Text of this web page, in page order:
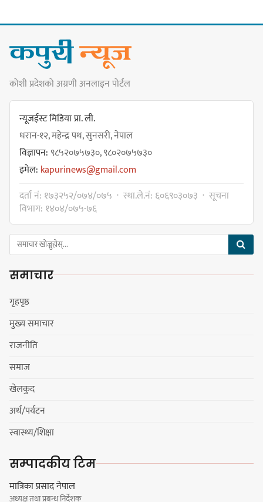
आपत्ति, नगरसभा स्थगित भएकोमा
क्षमायाचना
कावा प्रमुखको जिद्दीपनले बजेटमा
गोर्खा-लिम्बुवान १८३१ ऐतिहासिक
सन्धिका लागि विशेष समिति गठन गर्न
कार्यवाहक प्रमुख बेघालाई अश्लील शब्द
कार्यसम्पादनमा पहिलो
कोशी प्रदेशको अग्रणी अनलाइन पोर्टल
न्यूजईस्ट मिडिया प्रा. ली.
धरान-१२, महेन्द्र पथ, सुनसरी, नेपाल
विज्ञापन:९८५२०७५७३०, ९८०२०७५७३०
इमेल: kapurinews@gmail.com
दर्ता नं: १७३२५२/०७४/०७५ · स्था.ले.नं: ६०६९०३०७३ · सूचना
विभाग: १४०४/०७५-७६
समाचार
गृहपृष्ठ
मुख्य समाचार
राजनीति
समाज
खेलकुद
अर्थ/पर्यटन
स्वास्थ्य/शिक्षा
सम्पादकीय टिम
मात्रिका प्रसाद नेपाल
अध्यक्ष तथा प्रबन्ध निर्देशक